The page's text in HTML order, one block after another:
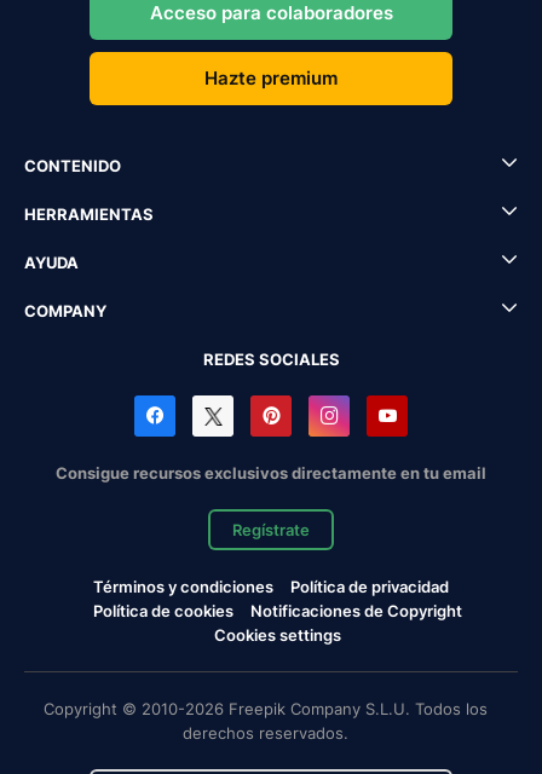
Acceso para colaboradores
Hazte premium
CONTENIDO
HERRAMIENTAS
AYUDA
COMPANY
REDES SOCIALES
Consigue recursos exclusivos directamente en tu email
Regístrate
Términos y condiciones
Política de privacidad
Política de cookies
Notificaciones de Copyright
Cookies settings
Copyright © 2010-2026 Freepik Company S.L.U. Todos los
derechos reservados.